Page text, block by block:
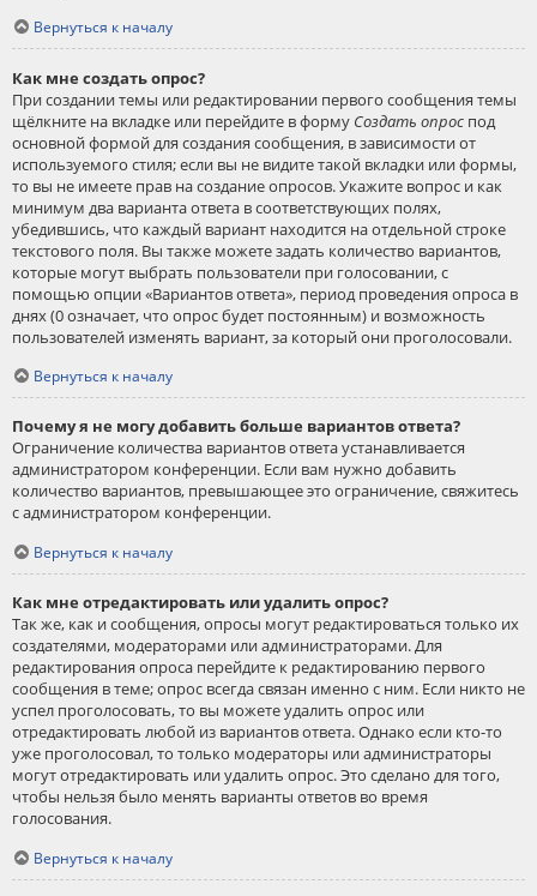
Вернуться к началу
Как мне создать опрос?
При создании темы или редактировании первого сообщения темы
щёлкните на вкладке или перейдите в форму Создать опрос под
основной формой для создания сообщения, в зависимости от
используемого стиля; если вы не видите такой вкладки или формы,
то вы не имеете прав на создание опросов. Укажите вопрос и как
минимум два варианта ответа в соответствующих полях,
убедившись, что каждый вариант находится на отдельной строке
текстового поля. Вы также можете задать количество вариантов,
которые могут выбрать пользователи при голосовании, с
помощью опции «Вариантов ответа», период проведения опроса в
днях (0 означает, что опрос будет постоянным) и возможность
пользователей изменять вариант, за который они проголосовали.
Вернуться к началу
Почему я не могу добавить больше вариантов ответа?
Ограничение количества вариантов ответа устанавливается
администратором конференции. Если вам нужно добавить
количество вариантов, превышающее это ограничение, свяжитесь
с администратором конференции.
Вернуться к началу
Как мне отредактировать или удалить опрос?
Так же, как и сообщения, опросы могут редактироваться только их
создателями, модераторами или администраторами. Для
редактирования опроса перейдите к редактированию первого
сообщения в теме; опрос всегда связан именно с ним. Если никто не
успел проголосовать, то вы можете удалить опрос или
отредактировать любой из вариантов ответа. Однако если кто-то
уже проголосовал, то только модераторы или администраторы
могут отредактировать или удалить опрос. Это сделано для того,
чтобы нельзя было менять варианты ответов во время
голосования.
Вернуться к началу